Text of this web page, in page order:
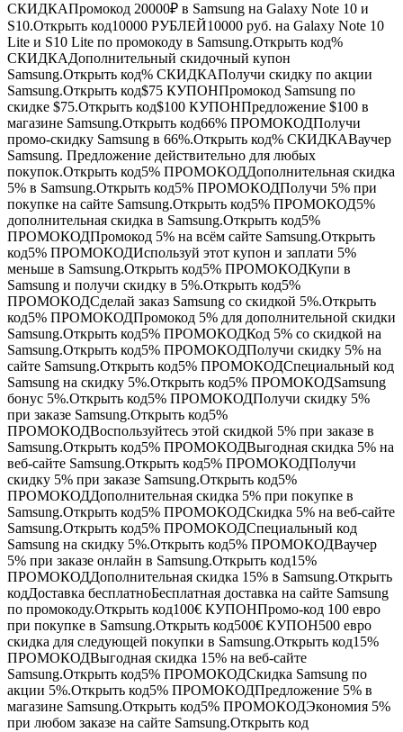
СКИДКАПромокод 20000₽ в Samsung на Galaxy Note 10 и
S10.Открыть код10000 РУБЛЕЙ10000 руб. на Galaxy Note 10
Lite и S10 Lite по промокоду в Samsung.Открыть код%
СКИДКАДополнительный скидочный купон
Samsung.Открыть код% СКИДКАПолучи скидку по акции
Samsung.Открыть код$75 КУПОНПромокод Samsung по
скидке $75.Открыть код$100 КУПОНПредложение $100 в
магазине Samsung.Открыть код66% ПРОМОКОДПолучи
промо-скидку Samsung в 66%.Открыть код% СКИДКАВаучер
Samsung. Предложение действительно для любых
покупок.Открыть код5% ПРОМОКОДДополнительная скидка
5% в Samsung.Открыть код5% ПРОМОКОДПолучи 5% при
покупке на сайте Samsung.Открыть код5% ПРОМОКОД5%
дополнительная скидка в Samsung.Открыть код5%
ПРОМОКОДПромокод 5% на всём сайте Samsung.Открыть
код5% ПРОМОКОДИспользуй этот купон и заплати 5%
меньше в Samsung.Открыть код5% ПРОМОКОДКупи в
Samsung и получи скидку в 5%.Открыть код5%
ПРОМОКОДСделай заказ Samsung со скидкой 5%.Открыть
код5% ПРОМОКОДПромокод 5% для дополнительной скидки
Samsung.Открыть код5% ПРОМОКОДКод 5% со скидкой на
Samsung.Открыть код5% ПРОМОКОДПолучи скидку 5% на
сайте Samsung.Открыть код5% ПРОМОКОДСпециальный код
Samsung на скидку 5%.Открыть код5% ПРОМОКОДSamsung
бонус 5%.Открыть код5% ПРОМОКОДПолучи скидку 5%
при заказе Samsung.Открыть код5%
ПРОМОКОДВоспользуйтесь этой скидкой 5% при заказе в
Samsung.Открыть код5% ПРОМОКОДВыгодная скидка 5% на
веб-сайте Samsung.Открыть код5% ПРОМОКОДПолучи
скидку 5% при заказе Samsung.Открыть код5%
ПРОМОКОДДополнительная скидка 5% при покупке в
Samsung.Открыть код5% ПРОМОКОДСкидка 5% на веб-сайте
Samsung.Открыть код5% ПРОМОКОДСпециальный код
Samsung на скидку 5%.Открыть код5% ПРОМОКОДВаучер
5% при заказе онлайн в Samsung.Открыть код15%
ПРОМОКОДДополнительная скидка 15% в Samsung.Открыть
кодДоставка бесплатноБесплатная доставка на сайте Samsung
по промокоду.Открыть код100€ КУПОНПромо-код 100 евро
при покупке в Samsung.Открыть код500€ КУПОН500 евро
скидка для следующей покупки в Samsung.Открыть код15%
ПРОМОКОДВыгодная скидка 15% на веб-сайте
Samsung.Открыть код5% ПРОМОКОДСкидка Samsung по
акции 5%.Открыть код5% ПРОМОКОДПредложение 5% в
магазине Samsung.Открыть код5% ПРОМОКОДЭкономия 5%
при любом заказе на сайте Samsung.Открыть код